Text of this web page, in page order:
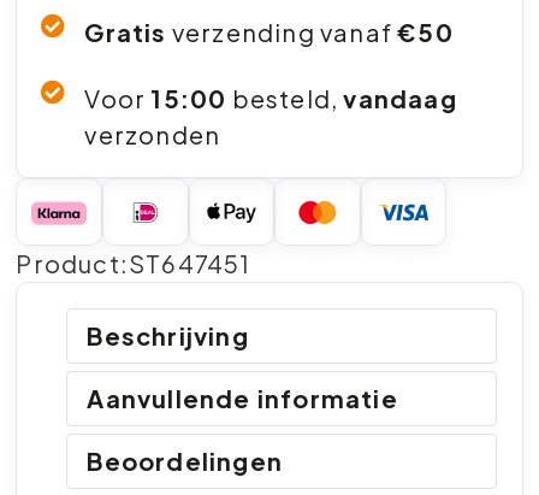
Gratis verzending vanaf€50
Voor 15:00 besteld,vandaag
verzonden
Product:ST647451
Beschrijving
Aanvullende informatie
Beoordelingen